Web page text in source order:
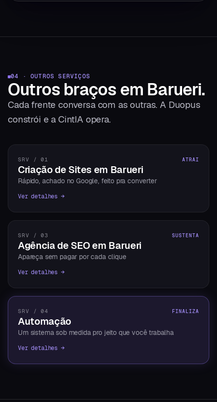
04 · OUTROS SERVIÇOS
Outros braços em Barueri.
Cada frente conversa com as outras. A Duopus
constrói e a CintIA opera.
SRV / 01 ATRAI
Criação de Sites em Barueri
Rápido, achado no Google, feito pra converter
Ver detalhes →
SRV / 03 SUSTENTA
Agência de SEO em Barueri
Apareça sem pagar por cada clique
Ver detalhes →
SRV / 04 FINALIZA
Automação
Um sistema sob medida pro jeito que você trabalha
Ver detalhes →